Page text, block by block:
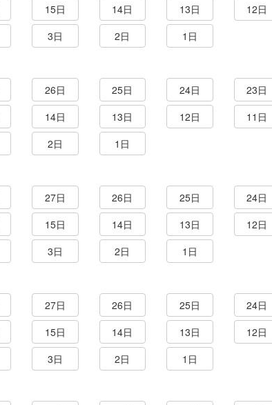
15日 14日 13日 12日
3日 2日 1日
26日 25日 24日 23日
14日 13日 12日 11日
2日 1日
27日 26日 25日 24日
15日 14日 13日 12日
3日 2日 1日
27日 26日 25日 24日
15日 14日 13日 12日
3日 2日 1日